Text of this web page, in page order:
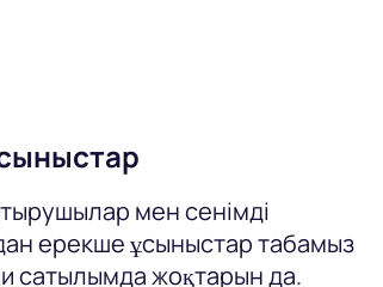
әдемі жеңістерімен және керемет
ең үздік спортшылары бар, олар бір
ойын - ерік-жігер, тактика және
Онда көбінесе КХЛ-дің ірі
тамаша көріну, дамыған
мен сенімді
ерекше ұсыныстар табамыз
сатылымда жоқтарын да.